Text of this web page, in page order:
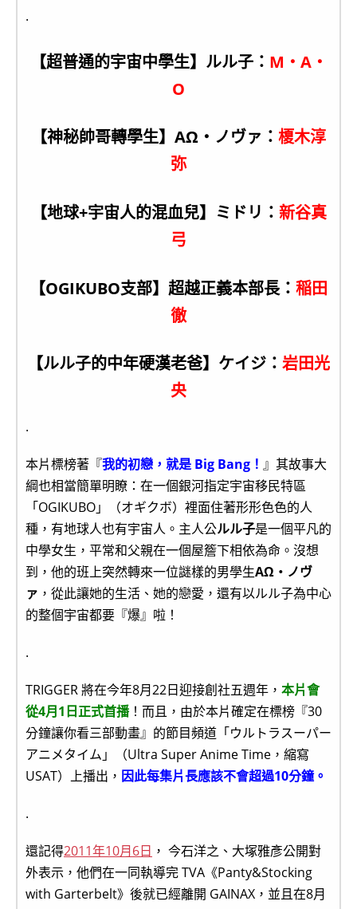
.
【超普通的宇宙中學生】ルル子： M・A・
O
【神秘帥哥轉學生】ΑΩ・ノヴァ： 榎木淳
弥
【地球+宇宙人的混血兒】ミドリ： 新谷真
弓
【OGIKUBO支部】超越正義本部長： 稲田
徹
【ルル子的中年硬漢老爸】ケイジ： 岩田光
央
.
本片標榜著『我的初戀，就是 Big Bang！ 』其故事大
綱也相當簡單明瞭：在一個銀河指定宇宙移民特區
「OGIKUBO」（オギクボ）裡面住著形形色色的人
種，有地球人也有宇宙人。主人公ルル子是一個平凡的
中學女生，平常和父親在一個屋簷下相依為命。沒想
到，他的班上突然轉來一位謎樣的男學生ΑΩ・ノヴ
ァ ，從此讓她的生活、她的戀愛，還有以ルル子為中心
的整個宇宙都要『爆』啦！
.
TRIGGER 將在今年8月22日迎接創社五週年， 本片會
從4月1日正式首播 ！而且，由於本片確定在標榜『30
分鐘讓你看三部動畫』的節目頻道「ウルトラスーパー
アニメタイム」（Ultra Super Anime Time，縮寫
USAT）上播出， 因此每集片長應該不會超過10分鐘。
.
還記得2011年10月6日 ， 今石洋之、大塚雅彥公開對
外表示，他們在一同執導完 TVA《Panty&Stocking
with Garterbelt》後就已經離開 GAINAX，並且在8月